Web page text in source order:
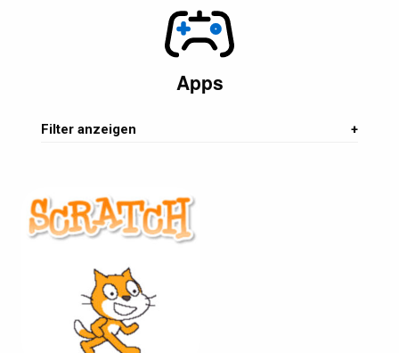
Apps
Filter anzeigen